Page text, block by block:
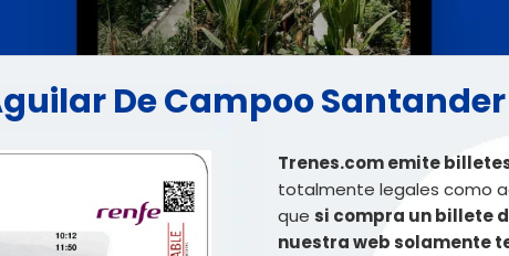
De Campoo
Trenes.com emite
totalmente legales como
que si compra un billete
nuestra web solamente